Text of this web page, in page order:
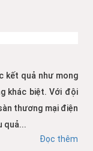
kết quả như mong
khác biệt. Với đội
thương mại điện
quả...
Đọc thêm